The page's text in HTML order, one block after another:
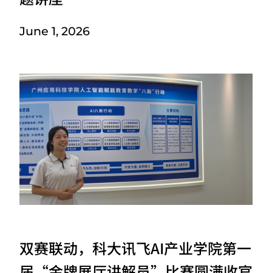
June 1, 2026
双赛联动，科大讯飞AI产业学院第一